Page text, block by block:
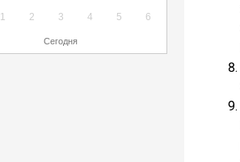
1 2 3 4 5 6
Сегодня